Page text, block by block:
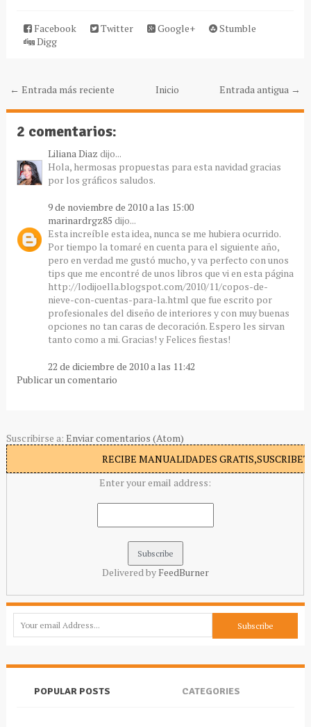
Facebook Twitter Google+
Stumble
Digg
← Entrada más reciente Entrada antigua →
Inicio
2 comentarios:
Liliana Diaz dijo...
Hola, hermosas propuestas para esta navidad gracias
por los gráficos saludos.
9 de noviembre de 2010 a las 15:00
marinardrgz85 dijo...
Esta increíble esta idea, nunca se me hubiera ocurrido.
Por tiempo la tomaré en cuenta para el siguiente año,
pero en verdad me gustó mucho, y va perfecto con unos
tips que me encontré de unos libros que vi en esta página
http://lodijoella.blogspot.com/2010/11/copos-de-
nieve-con-cuentas-para-la.html que fue escrito por
profesionales del diseño de interiores y con muy buenas
opciones no tan caras de decoración. Espero les sirvan
tanto como a mi. Gracias! y Felices fiestas!
22 de diciembre de 2010 a las 11:42
Publicar un comentario
Suscribirse a: Enviar comentarios (Atom)
RECIBE MANUALIDADES
Enter your email address:
Delivered by FeedBurner
POPULAR POSTS CATEGORIES